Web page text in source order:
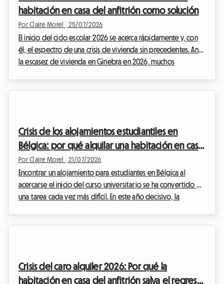
habitación en casa del anfitrión como solución
Por Claire Morel 25/07/2026
El inicio del ciclo escolar 2026 se acerca rápidamente y, con
él, el espectro de una crisis de vivienda sin precedentes. Ante
la escasez de vivienda en Ginebra en 2026, muchos
acumulan por cientos en los escritorios de la...
Crisis de los alojamientos estudiantiles en
Bélgica: por qué alquilar una habitación en casa
del anfitrión es la solución para el inicio del ciclo
escolar 2026
Por Claire Morel 21/07/2026
Encontrar un alojamiento para estudiantes en Bélgica al
acercarse el inicio del curso universitario se ha convertido en
una tarea cada vez más difícil. En este año decisivo, la
este panorama alarmante, surgen nuev...
Crisis del caro alquiler 2026: Por qué la
habitación en casa del anfitrión salva el regreso